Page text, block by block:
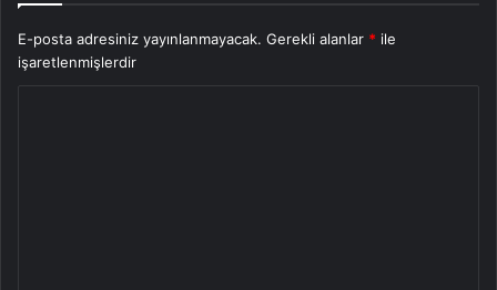
E-posta adresiniz yayınlanmayacak. Gerekli alanlar * ile
işaretlenmişlerdir